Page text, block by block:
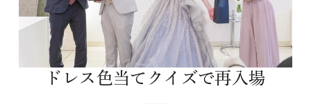
ドレス色当てクイズで再入場